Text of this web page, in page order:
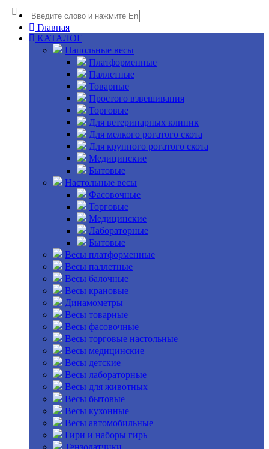
Главная
КАТАЛОГ
Напольные весы
Платформенные
Паллетные
Товарные
Простого взвешивания
Торговые
Для ветеринарных клиник
Для мелкого рогатого скота
Для крупного рогатого скота
Медицинские
Бытовые
Настольные весы
Фасовочные
Торговые
Медицинские
Лабораторные
Бытовые
Весы платформенные
Весы паллетные
Весы балочные
Весы крановые
Динамометры
Весы товарные
Весы фасовочные
Весы торговые настольные
Весы медицинские
Весы детские
Весы лабораторные
Весы для животных
Весы бытовые
Весы кухонные
Весы автомобильные
Гири и наборы гирь
Тензодатчики